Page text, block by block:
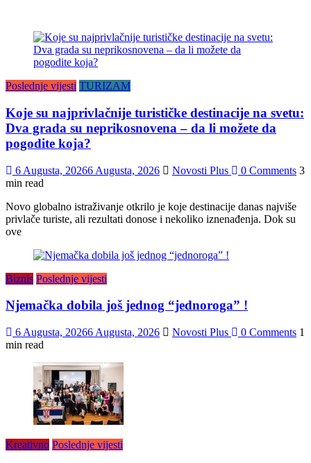
Poslednje vijesti TURIZAM
Koje su najprivlačnije turističke destinacije na svetu:
Dva grada su neprikosnovena – da li možete da
pogodite koja?
6 Augusta, 20266 Augusta, 2026 Novosti Plus 0 Comments 3
min read
Novo globalno istraživanje otkrilo je koje destinacije danas najviše
privlače turiste, ali rezultati donose i nekoliko iznenađenja. Dok su
ove
Biznis Poslednje vijesti
Njemačka dobila još jednog “jednoroga” !
6 Augusta, 20266 Augusta, 2026 Novosti Plus 0 Comments 1
min read
Kreativno Poslednje vijesti